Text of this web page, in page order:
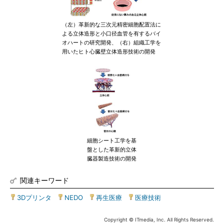
（左）革新的な三次元精密細胞配置法に
よる立体造形と小口径血管を有するバイ
オハートの研究開発、（右）組織工学を
用いたヒト心臓壁立体造形技術の開発
細胞シート工学を基
盤とした革新的立体
臓器製造技術の開発
関連キーワード
3Dプリンタ NEDO 再生医療 医療技術
Copyright © ITmedia, Inc. All Rights Reserved.